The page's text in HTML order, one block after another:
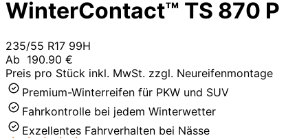
WinterContact™ TS 870 P
235/55 R17 99H
Ab 190.90 €
Preis pro Stück inkl. MwSt. zzgl. Neureifenmontage
Premium-Winterreifen für PKW und SUV
Fahrkontrolle bei jedem Winterwetter
Exzellentes Fahrverhalten bei Nässe